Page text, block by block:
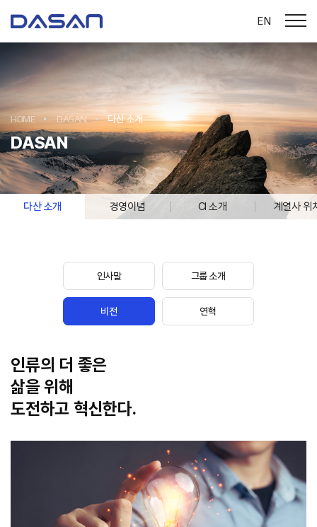
EN
HOME DASAN 다산 소개
DASAN
다산 소개 경영이념 CI 소개 계열사 위
인사말 그룹 소개
비전 연혁
인류의 더 좋은
삶을 위해
도전하고 혁신한다.